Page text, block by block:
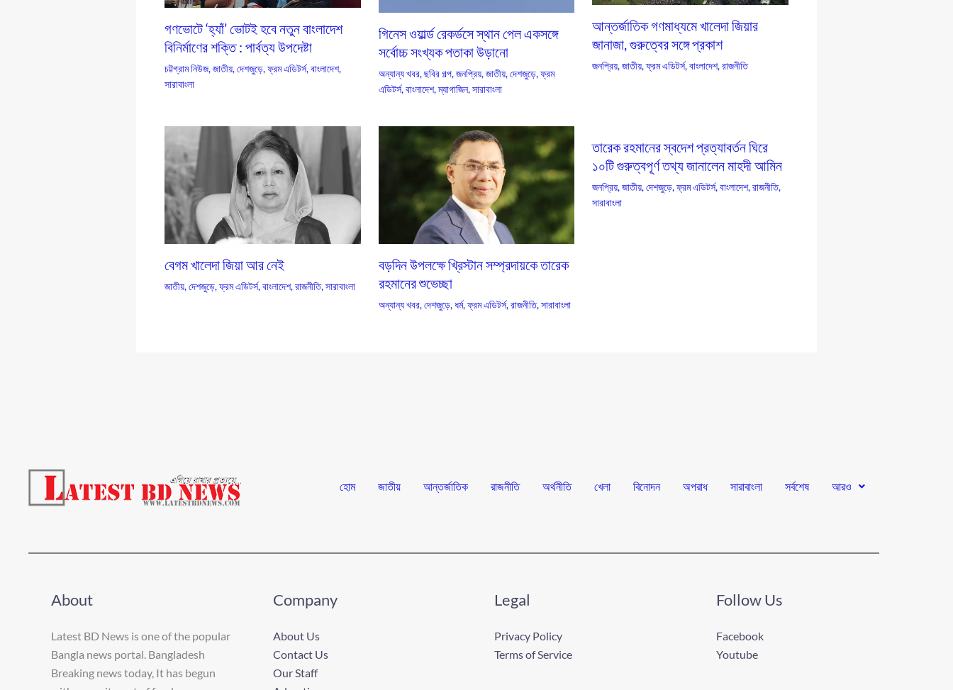
গণভোটে ‘হ্যাঁ’ ভোটই হবে নতুন বাংলাদেশ
বিনির্মাণের শক্তি : পার্বত্য উপদেষ্টা
চট্টগ্রাম নিউজ,জাতীয়,দেশজুড়ে,ফ্রম এডিটর্স,বাংলাদেশ,
সারাবাংলা
গিনেস ওয়ার্ল্ড রেকর্ডসে স্থান পেল একসঙ্গে
সর্বোচ্চ সংখ্যক পতাকা উড়ানো
অন্যান্য খবর,ছবির গল্প,জনপ্রিয়,জাতীয়,দেশজুড়ে,ফ্রম
এডিটর্স,বাংলাদেশ,ম্যাগাজিন,সারাবাংলা
আন্তর্জাতিক গণমাধ্যমে খালেদা জিয়ার
জানাজা, গুরুত্বের সঙ্গে প্রকাশ
জনপ্রিয়,জাতীয়,ফ্রম এডিটর্স,বাংলাদেশ,রাজনীতি
বেগম খালেদা জিয়া আর নেই
জাতীয়,দেশজুড়ে,ফ্রম এডিটর্স,বাংলাদেশ,রাজনীতি,সারাবাংলা
বড়দিন উপলক্ষে খ্রিস্টান সম্প্রদায়কে তারেক
রহমানের শুভেচ্ছা
অন্যান্য খবর,দেশজুড়ে, ধর্ম,ফ্রম এডিটর্স,রাজনীতি,সারাবাংলা
তারেক রহমানের স্বদেশ প্রত্যাবর্তন ঘিরে
১০টি গুরুত্বপূর্ণ তথ্য জানালেন মাহদী আমিন
জনপ্রিয়,জাতীয়,দেশজুড়ে,ফ্রম এডিটর্স,বাংলাদেশ,রাজনীতি,
সারাবাংলা
হোম জাতীয় আন্তর্জাতিক রাজনীতি অর্থনীতি খেলা বিনোদন অপরাধ সারাবাংলা সর্বশেষ আরও
About
Latest BD News is one of the popular
Bangla news portal. Bangladesh
Breaking news today, It has begun
Company
About Us
Contact Us
Our Staff
Legal
Privacy Policy
Terms of Service
Follow Us
Facebook
Youtube